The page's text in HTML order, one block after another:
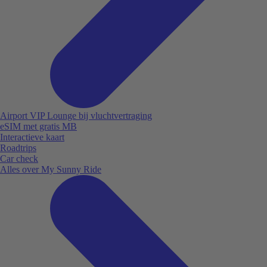
Airport VIP Lounge bij vluchtvertraging
eSIM met gratis MB
Interactieve kaart
Roadtrips
Car check
Alles over My Sunny Ride